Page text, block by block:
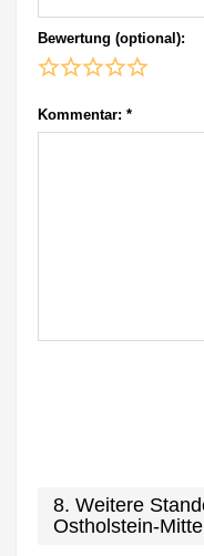
Bewertung (optional):
Kommentar: *
8. Weitere
Ostholstein-Mitte